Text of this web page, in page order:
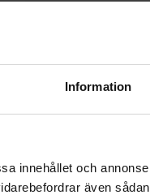
Information
innehållet och
även